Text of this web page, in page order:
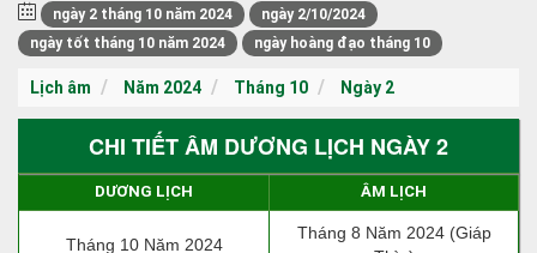
ngày 2 tháng 10 năm 2024
ngày 2/10/2024
ngày tốt tháng 10 năm 2024
ngày hoàng đạo tháng 10
Lịch âm Năm 2024 Tháng 10 Ngày 2
CHI TIẾT ÂM DƯƠNG LỊCH NGÀY 2
DƯƠNG LỊCH ÂM LỊCH
Tháng 10 Năm 2024
Tháng 8 Năm 2024 (Giáp